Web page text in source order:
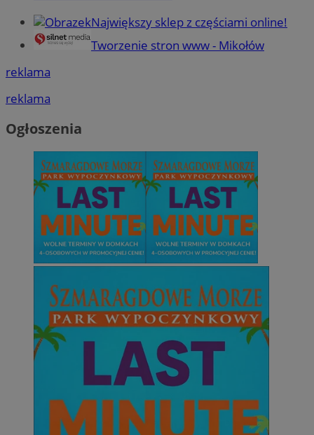
Największy sklep z częściami online!
Tworzenie stron www - Mikołów
reklama
reklama
Ogłoszenia